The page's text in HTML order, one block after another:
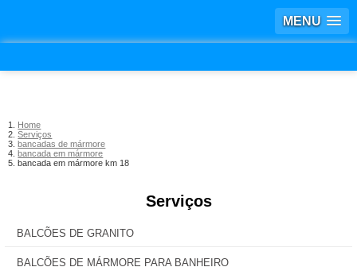
MENU
Home
Serviços
bancadas de mármore
bancada em mármore
bancada em mármore km 18
Serviços
BALCÕES DE GRANITO
BALCÕES DE MÁRMORE PARA BANHEIRO